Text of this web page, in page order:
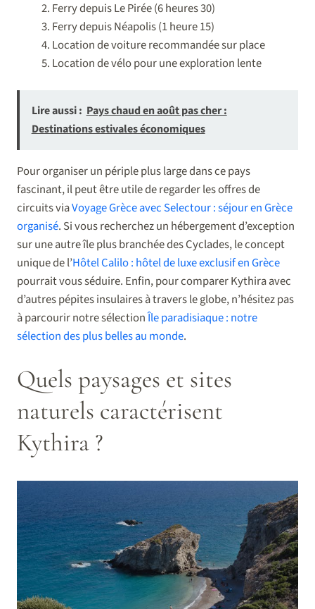
Ferry depuis Le Pirée (6 heures 30)
Ferry depuis Néapolis (1 heure 15)
Location de voiture recommandée sur place
Location de vélo pour une exploration lente
Lire aussi : Pays chaud en août pas cher :
Destinations estivales économiques
Pour organiser un périple plus large dans ce pays
fascinant, il peut être utile de regarder les offres de
circuits viaVoyage Grèce avec Selectour : séjour en Grèce
organisé. Si vous recherchez un hébergement d’exception
sur une autre île plus branchée des Cyclades, le concept
unique de l’Hôtel Calilo : hôtel de luxe exclusif en Grèce
pourrait vous séduire. Enfin, pour comparer Kythira avec
d’autres pépites insulaires à travers le globe, n’hésitez pas
à parcourir notre sélectionÎle paradisiaque : notre
sélection des plus belles au monde.
Quels paysages et sites
naturels caractérisent
Kythira ?